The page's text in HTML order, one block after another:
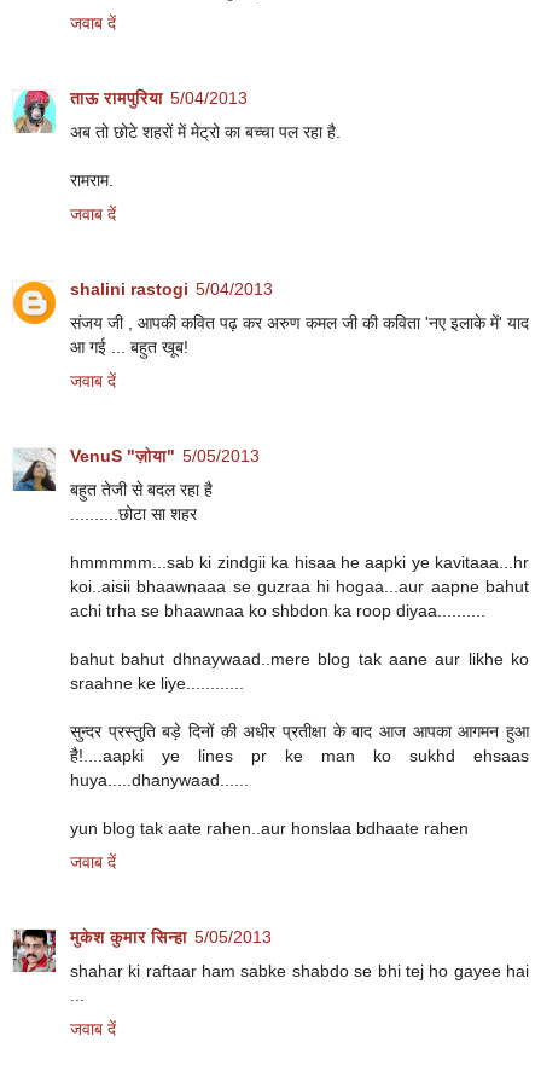
जवाब दें
ताऊ रामपुरिया 5/04/2013
अब तो छोटे शहरों में मेट्रो का बच्चा पल रहा है.
रामराम.
जवाब दें
shalini rastogi 5/04/2013
संजय जी , आपकी कवित पढ़ कर अरुण कमल जी की कविता 'नए इलाके में' याद
आ गई ... बहुत खूब!
जवाब दें
VenuS "ज़ोया" 5/05/2013
बहुत तेजी से बदल रहा है
..........छोटा सा शहर
hmmmmm...sab ki zindgii ka hisaa he aapki ye kavitaaa...hr
koi..aisii bhaawnaaa se guzraa hi hogaa...aur aapne bahut
achi trha se bhaawnaa ko shbdon ka roop diyaa..........
bahut bahut dhnaywaad..mere blog tak aane aur likhe ko
sraahne ke liye............
सुन्दर प्रस्तुति बड़े दिनों की अधीर प्रतीक्षा के बाद आज आपका आगमन हुआ
है!....aapki ye lines pr ke man ko sukhd ehsaas
huya.....dhanywaad......
yun blog tak aate rahen..aur honslaa bdhaate rahen
जवाब दें
मुकेश कुमार सिन्हा 5/05/2013
shahar ki raftaar ham sabke shabdo se bhi tej ho gayee hai
जवाब दें